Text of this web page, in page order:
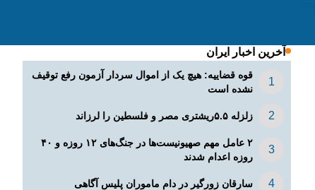
آخرین اخبار ایران
قوه قضاییه: هیچ یک از اموال سردار آزمون رفع توقیف
نشده است
زلزله ۵.۵ریشتری مصر و فلسطین را لرزاند
۲ عامل مهم صهیونیست‌ها در جنگ‌های ۱۲ روزه و ۴۰
روزه اعدام شدند
سارقان زورگیر در دام ماموران پلیس آگاهی